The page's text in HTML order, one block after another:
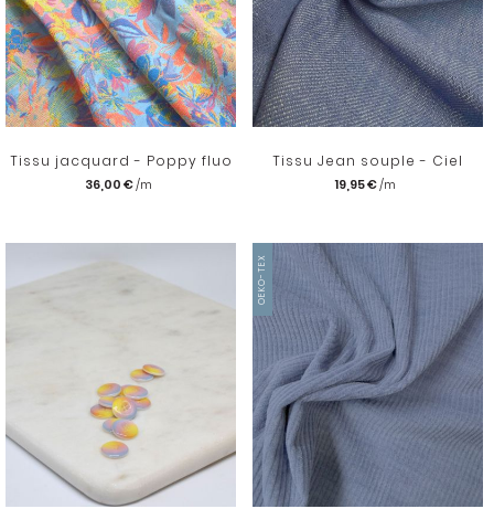
Tissu jacquard - Poppy fluo
36,00 €
Tissu Jean souple - Ciel
19,95 €
OEKO-TEX